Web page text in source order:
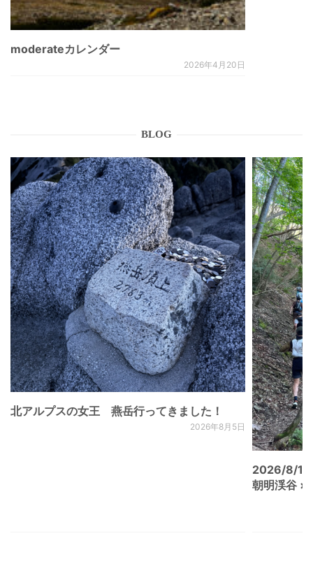
moderateカレンダー
2026年4月20日
BLOG
北アルプスの女王 燕岳行ってきました！
2026年8月5日
2026/8/
朝明渓谷 ×